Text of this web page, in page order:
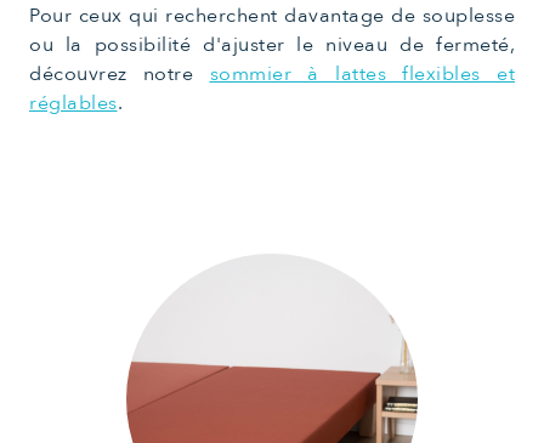
Pour ceux qui recherchent davantage de souplesse
ou la possibilité d'ajuster le niveau de fermeté,
découvrez notre sommier à lattes flexibles et
réglables.